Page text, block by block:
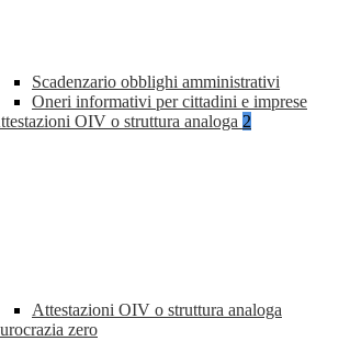
Scadenzario obblighi amministrativi
Oneri informativi per cittadini e imprese
OIV o struttura analoga 2
Attestazioni OIV o struttura analoga
zero